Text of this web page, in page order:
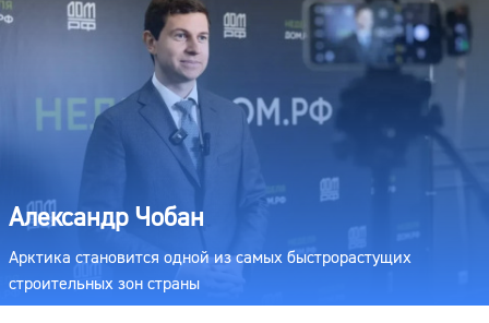
Александр Чобан
Арктика становится одной из самых быстрорастущих
строительных зон страны